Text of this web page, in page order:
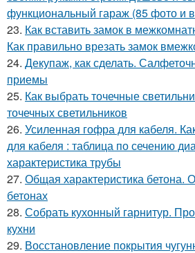
функциональный гараж (85 фото и
23. Как вставить замок в
Как правильно врезать замок
24. Декупаж, как сделать.
приемы
25. Как выбрать точечные
точечных светильников
26. Усиленная гофра для кабеля.
для кабеля : таблица по сечению
характеристика трубы
27. Общая характеристика бетона.
бетонах
28. Собрать кухонный гарнитур.
кухни
29. Восстановление покрытия